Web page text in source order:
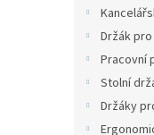
Držák
Pracovní
Stolní
Držáky